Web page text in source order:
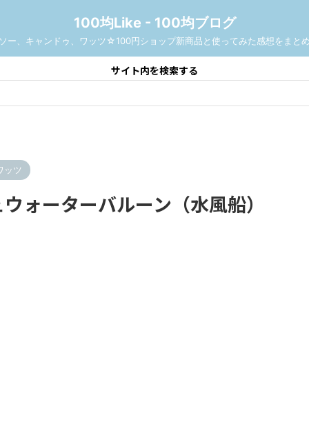
100均Like - 100均ブログ
ー、キャンドゥ、ワッツ☆100円ショップ新商品と使ってみた感想をまと
サイト内を検索する
ッツ
ォーターバルーン（水風船）